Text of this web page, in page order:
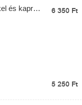
és kapros
6 350 Ft
5 250 Ft